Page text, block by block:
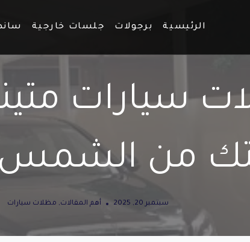
الرئيسية برجولات جلسات خارجية
سيارات
من الشمس
سبتمبر 20, 2025 أهم المقالات, مظلات سيارات